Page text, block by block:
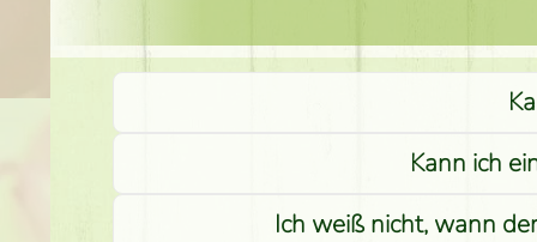
Kann ich
Ich weiß nicht, wann